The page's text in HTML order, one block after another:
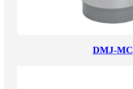
DMJ-MC